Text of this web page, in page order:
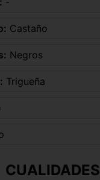
Castaño
Negros
Trigueña
CUALIDADES